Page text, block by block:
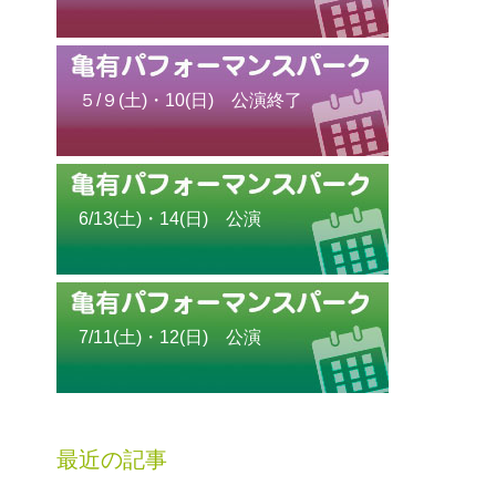
５/９(土)・10(日) 公演終了
6/13(土)・14(日) 公演
7/11(土)・12(日) 公演
最近の記事